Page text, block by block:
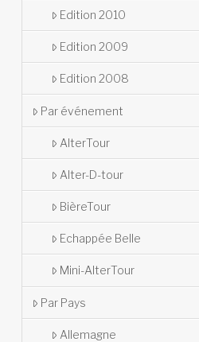
Edition 2010
Edition 2009
Edition 2008
Par événement
AlterTour
Alter-D-tour
BièreTour
Echappée Belle
Mini-AlterTour
Par Pays
Allemagne